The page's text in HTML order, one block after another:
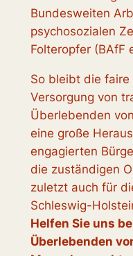
Bundesweiten
psychosozialen
Folteropfer (BAfF
So bleibt die
Versorgung von
Überlebenden
eine große
engagierten
die zuständigen
zuletzt auch für
Schleswig-
Helfen Sie uns
Überlebenden